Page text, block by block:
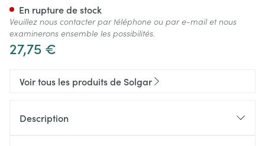
27,75 €
En rupture de stock
Veuillez nous contacter par téléphone ou par e-mail et nous
examinerons ensemble les possibilités.
Voir tous les produits de Solgar
Description